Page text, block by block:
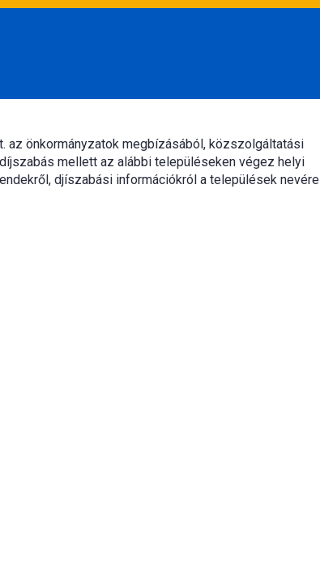
az önkormányzatok megbízásából, közszolgáltatási
mellett az alábbi településeken végez helyi
djíszabási információkról a települések nevére